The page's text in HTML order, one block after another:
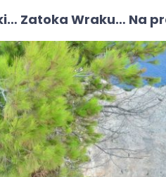
Zatoka Wraku… Na